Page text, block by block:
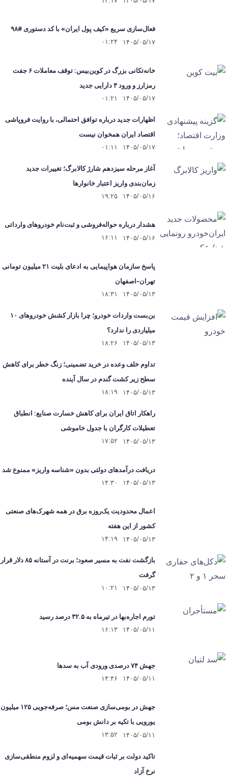
فعال‌سازی سریع «کیف پول ایران» با کد دستوری #۹۸
۱۴۰۵/۰۵/۱۷ ۰۱:۲۴
خانه‌تکانی بزرگ در کوین‌بیس: توقف معاملات ۶ جفت
رمزارز و ورود ۳ دارایی جدید
۱۴۰۵/۰۵/۱۷ ۰۱:۲۱
اظهارات جدید درباره توافق احتمالی، با روایت فروپاشی
اقتصاد ایران همخوان نیست
۱۴۰۵/۰۵/۱۷ ۰۱:۱۱
آغاز مرحله سیزدهم شارژ کالابرگ؛ تغییرات جدید
زمان‌بندی واریز اعتبار خانوارها
۱۴۰۵/۰۵/۱۶ ۱۹:۲۵
هشدار درباره حواله‌فروشی و ثبت‌نام خودروهای وارداتی
۱۴۰۵/۰۵/۱۶ ۱۶:۱۱
پاسخ سازمان هواپیمایی به ادعای بلیت ۲۱ میلیون تومانی
تهران–اصفهان
۱۴۰۵/۰۵/۱۳ ۱۸:۳۱
بن‌بست واردات خودرو؛ چرا بازار کشش خودروهای ۱۰
میلیاردی را ندارد؟
۱۴۰۵/۰۵/۱۳ ۱۸:۲۶
تداوم خلف وعده در خرید تضمینی؛ زنگ خطر برای کاهش
سطح زیر کشت گندم در سال آینده
۱۴۰۵/۰۵/۱۳ ۱۸:۱۹
راهکار اتاق ایران برای کاهش خسارت صنایع: انطباق
تعطیلات کارگران با جدول خاموشی
۱۴۰۵/۰۵/۱۳ ۱۷:۵۲
دریافت درآمدهای دولتی بدون «شناسه واریز» ممنوع شد
۱۴۰۵/۰۵/۱۳ ۱۴:۳۰
اعمال محدودیت یک‌روزه برق در همه شهرک‌های صنعتی
کشور از این هفته
۱۴۰۵/۰۵/۱۳ ۱۴:۱۹
بازگشت نفت به مسیر صعود؛ برنت در آستانه ۸۵ دلار قرار
گرفت
۱۴۰۵/۰۵/۱۳ ۱۰:۲۱
تورم اجاره‌بها در تیرماه به ۳۲.۵ درصد رسید
۱۴۰۵/۰۵/۱۱ ۱۶:۱۳
جهش ۷۴ درصدی ورودی آب به سدها
۱۴۰۵/۰۵/۱۱ ۱۴:۴۶
جهش در بومی‌سازی صنعت مس؛ صرفه‌جویی ۱۲۵ میلیون
یورویی با تکیه بر دانش بومی
۱۴۰۵/۰۵/۱۱ ۱۳:۵۲
تاکید دولت بر ثبات قیمت سهمیه‌ای و لزوم منطقی‌سازی
نرخ آزاد